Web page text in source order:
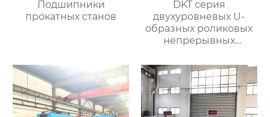
Подшипники
прокатных станов
DKT серия
двухуровневых U-
образных роликовых
непрерывных